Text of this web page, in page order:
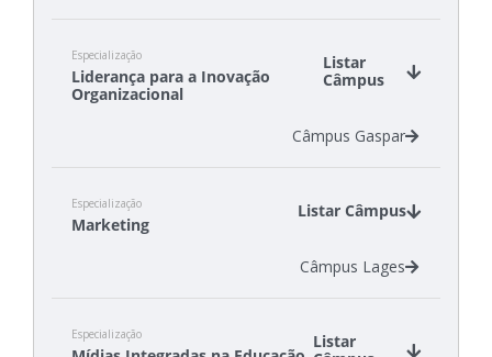
Especialização
Liderança para a Inovação
Organizacional
Listar
Câmpus
Câmpus Gaspar
Especialização
Marketing
Listar Câmpus
Câmpus Lages
Especialização
Listar